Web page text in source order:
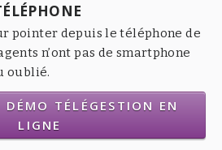
pointer depuis le téléphone de
n’ont pas de smartphone
oublié.
TÉLÉGESTION EN
LIGNE